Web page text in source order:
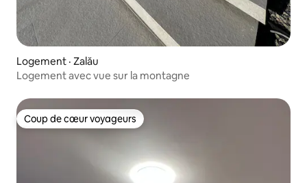
Logement · Zalău
Logement avec vue sur la montagne
Coup de cœur voyageurs
Coup de cœur voyageurs